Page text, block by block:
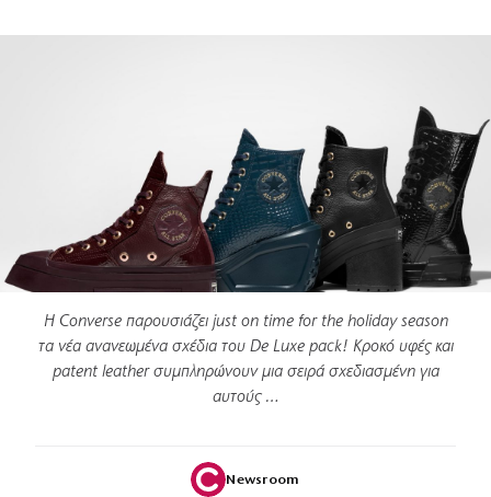
Η Converse παρουσιάζει just on time for the holiday season
τα νέα ανανεωμένα σχέδια του De Luxe pack! Κροκό υφές και
patent leather συμπληρώνουν μια σειρά σχεδιασμένη για
αυτούς …
Newsroom